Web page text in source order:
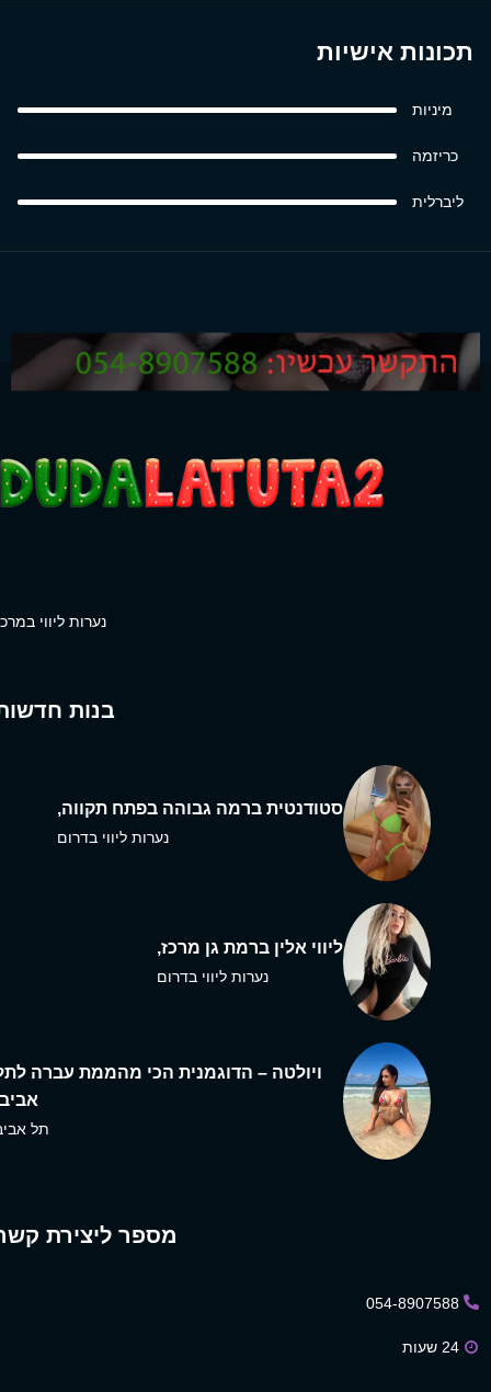
תכונות אישיות
מיניות
כריזמה
ליברלית
נערות ליווי
בנות
סטודנטית ברמה גבוהה בפתח תקווה,
נערות ליווי בדרום
ליווי אלין ברמת גן מרכז,
נערות ליווי בדרום
ויולטה – הדוגמנית הכי מהממת עברה
תל
מספר ליצירת
054-8907588
24 שעות